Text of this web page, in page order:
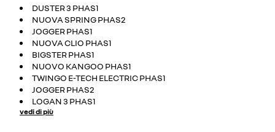
DUSTER 3 PHAS1
NUOVA SPRING PHAS2
JOGGER PHAS1
NUOVA CLIO PHAS1
BIGSTER PHAS1
NUOVO KANGOO PHAS1
TWINGO E-TECH ELECTRIC PHAS1
JOGGER PHAS2
LOGAN 3 PHAS1
vedi di più